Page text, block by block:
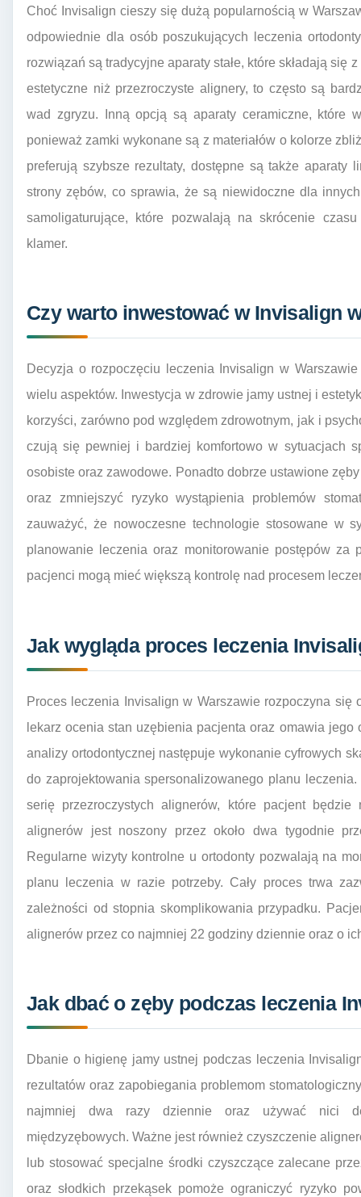
Choć Invisalign cieszy się dużą popularnością w
odpowiednie dla osób poszukujących leczenia
rozwiązań są tradycyjne aparaty stałe, które składają się
estetyczne niż przezroczyste alignery, to często są
wad zgryzu. Inną opcją są aparaty ceramiczne, które
ponieważ zamki wykonane są z materiałów o kolorze
preferują szybsze rezultaty, dostępne są także aparaty
strony zębów, co sprawia, że są niewidoczne dla
samoligaturujące, które pozwalają na skrócenie
klamer.
Czy warto inwestować w Invisalign
Decyzja o rozpoczęciu leczenia Invisalign w
wielu aspektów. Inwestycja w zdrowie jamy ustnej i
korzyści, zarówno pod względem zdrowotnym, jak i
czują się pewniej i bardziej komfortowo w sytuacjach
osobiste oraz zawodowe. Ponadto dobrze ustawione
oraz zmniejszyć ryzyko wystąpienia problemów
zauważyć, że nowoczesne technologie stosowane w
planowanie leczenia oraz monitorowanie postępów za
pacjenci mogą mieć większą kontrolę nad procesem
Jak wygląda proces leczenia
Proces leczenia Invisalign w Warszawie rozpoczyna się
lekarz ocenia stan uzębienia pacjenta oraz omawia jego
analizy ortodontycznej następuje wykonanie cyfrowych
do zaprojektowania spersonalizowanego planu
serię przezroczystych alignerów, które pacjent
alignerów jest noszony przez około dwa tygodnie
Regularne wizyty kontrolne u ortodonty pozwalają na
planu leczenia w razie potrzeby. Cały proces trwa
zależności od stopnia skomplikowania przypadku.
alignerów przez co najmniej 22 godziny dziennie oraz o
Jak dbać o zęby podczas leczenia
Dbanie o higienę jamy ustnej podczas leczenia
rezultatów oraz zapobiegania problemom
najmniej dwa razy dziennie oraz używać nici
międzyzębowych. Ważne jest również czyszczenie
lub stosować specjalne środki czyszczące zalecane
oraz słodkich przekąsek pomoże ograniczyć ryzyko